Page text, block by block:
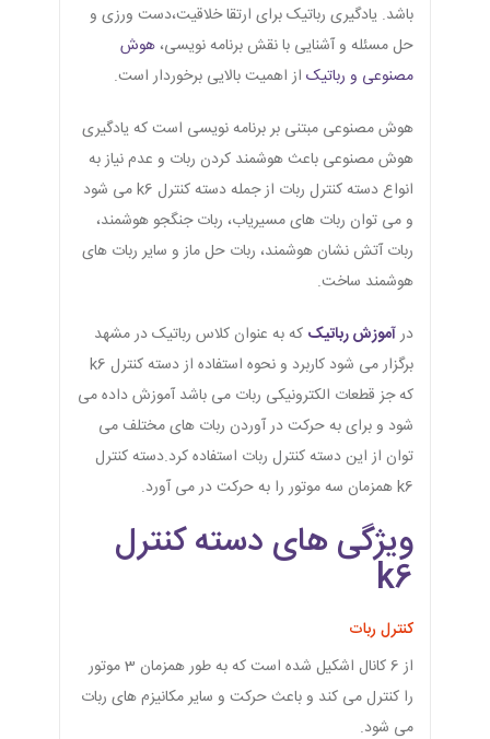
باشد. یادگیری رباتیک برای ارتقا خلاقیت،دست ورزی و
حل مسئله و آشنایی با نقش برنامه نویسی، هوش
مصنوعی و رباتیک از اهمیت بالایی برخوردار است.
هوش مصنوعی مبتنی بر برنامه نویسی است که یادگیری
هوش مصنوعی باعث هوشمند کردن ربات و عدم نیاز به
انواع دسته کنترل ربات از جمله دسته کنترل k6 می شود
و می توان ربات های مسیریاب، ربات جنگجو هوشمند،
ربات آتش نشان هوشمند، ربات حل ماز و سایر ربات های
هوشمند ساخت.
درآموزش رباتیک که به عنوان کلاس رباتیک در مشهد
برگزار می شود کاربرد و نحوه استفاده از دسته کنترل k6
که جز قطعات الکترونیکی ربات می باشد آموزش داده می
شود و برای به حرکت در آوردن ربات های مختلف می
توان از این دسته کنترل ربات استفاده کرد.دسته کنترل
k6 همزمان سه موتور را به حرکت در می آورد.
ویژگی های دسته کنترل
k6
کنترل ربات
از 6 کانال اشکیل شده است که به طور همزمان 3 موتور
را کنترل می کند و باعث حرکت و سایر مکانیزم های ربات
می شود.